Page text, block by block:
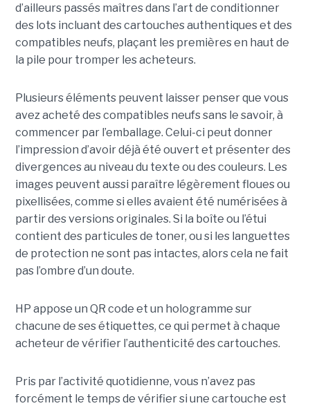
d’ailleurs passés maîtres dans l’art de conditionner
des lots incluant des cartouches authentiques et des
compatibles neufs, plaçant les premières en haut de
la pile pour tromper les acheteurs.
Plusieurs éléments peuvent laisser penser que vous
avez acheté des compatibles neufs sans le savoir, à
commencer par l’emballage. Celui-ci peut donner
l’impression d’avoir déjà été ouvert et présenter des
divergences au niveau du texte ou des couleurs. Les
images peuvent aussi paraître légèrement floues ou
pixellisées, comme si elles avaient été numérisées à
partir des versions originales. Si la boîte ou l’étui
contient des particules de toner, ou si les languettes
de protection ne sont pas intactes, alors cela ne fait
pas l’ombre d’un doute.
HP appose un QR code et un hologramme sur
chacune de ses étiquettes, ce qui permet à chaque
acheteur de vérifier l’authenticité des cartouches.
Pris par l’activité quotidienne, vous n’avez pas
forcément le temps de vérifier si une cartouche est